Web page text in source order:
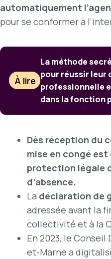
automatiquement
pour se conformer à
À lire
La méthode
pour réussir leur
professionnelle
dans la fonction
Dès réception du
mise en congé
protection légale
d’absence.
La déclaration de
adressée avant la
collectivité et à la
En 2023, le
et-Marne a